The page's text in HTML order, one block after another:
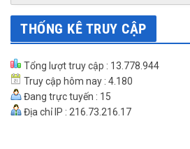
THỐNG KÊ TRUY CẬP
Tổng lượt truy cập : 13.778.944
Truy cập hôm nay : 4.180
Đang trực tuyến : 15
Địa chỉ IP : 216.73.216.17